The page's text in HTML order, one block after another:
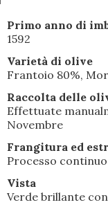
Primo anno di
1592
Varietà di olive
Frantoio 80%,
Raccolta delle
Effettuate
Novembre
Frangitura ed
Processo
Vista
Verde brillante